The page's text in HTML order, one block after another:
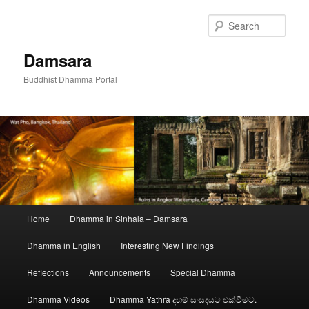
Damsara
Buddhist Dhamma Portal
Home Dhamma in Sinhala – Damsara
Dhamma in English Interesting New Findings
Reflections Announcements Special Dhamma
Dhamma Videos Dhamma Yathra දහම් සංසදයට එක්වීමට.